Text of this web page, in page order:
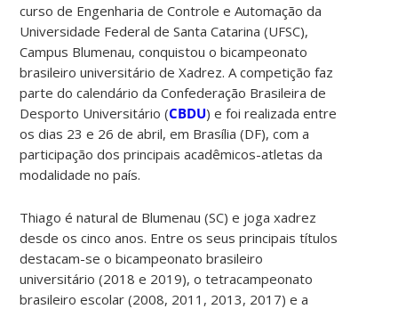
curso de Engenharia de Controle e Automação da
Universidade Federal de Santa Catarina (UFSC),
Campus Blumenau, conquistou o bicampeonato
brasileiro universitário de Xadrez. A competição faz
parte do calendário da Confederação Brasileira de
Desporto Universitário (CBDU) e foi realizada entre
os dias 23 e 26 de abril, em Brasília (DF), com a
participação dos principais acadêmicos-atletas da
modalidade no país.
Thiago é natural de Blumenau (SC) e joga xadrez
desde os cinco anos. Entre os seus principais títulos
destacam-se o bicampeonato brasileiro
universitário (2018 e 2019), o tetracampeonato
brasileiro escolar (2008, 2011, 2013, 2017) e a